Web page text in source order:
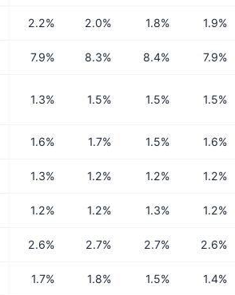
2.2% 2.0% 1.8% 1.9%
7.9% 8.3% 8.4% 7.9%
1.3% 1.5% 1.5% 1.5%
1.6% 1.7% 1.5% 1.6%
1.3% 1.2% 1.2% 1.2%
1.2% 1.2% 1.3% 1.2%
2.6% 2.7% 2.7% 2.6%
1.7% 1.8% 1.5% 1.4%